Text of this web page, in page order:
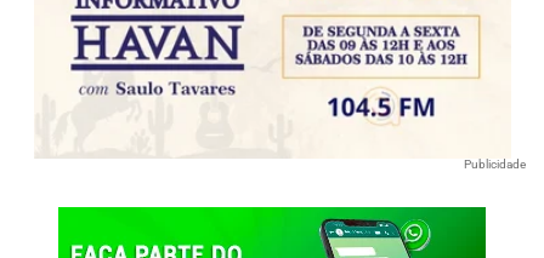
Publicidade